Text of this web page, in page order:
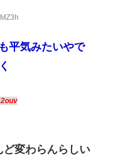
平気みたいやで
変わらんらしい